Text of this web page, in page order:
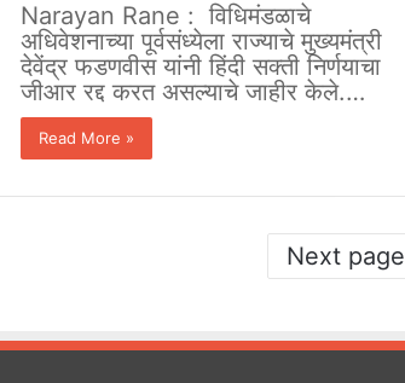
Narayan Rane : विधिमंडळाचे
अधिवेशनाच्या पूर्वसंध्येला राज्याचे मुख्यमंत्री
देवेंद्र फडणवीस यांनी हिंदी सक्ती निर्णयाचा
जीआर रद्द करत असल्याचे जाहीर केले.…
Read More »
Next page